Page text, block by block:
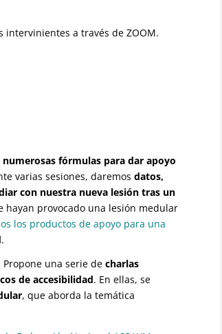
intervinientes a través de ZOOM.
numerosas fórmulas para dar apoyo
varias sesiones, daremosdatos,
con nuestra nueva lesión tras un
hayan provocado una lesión medular
los productos de apoyo para una
.
Propone una serie decharlas
de accesibilidad. En ellas, se
, que aborda la temática